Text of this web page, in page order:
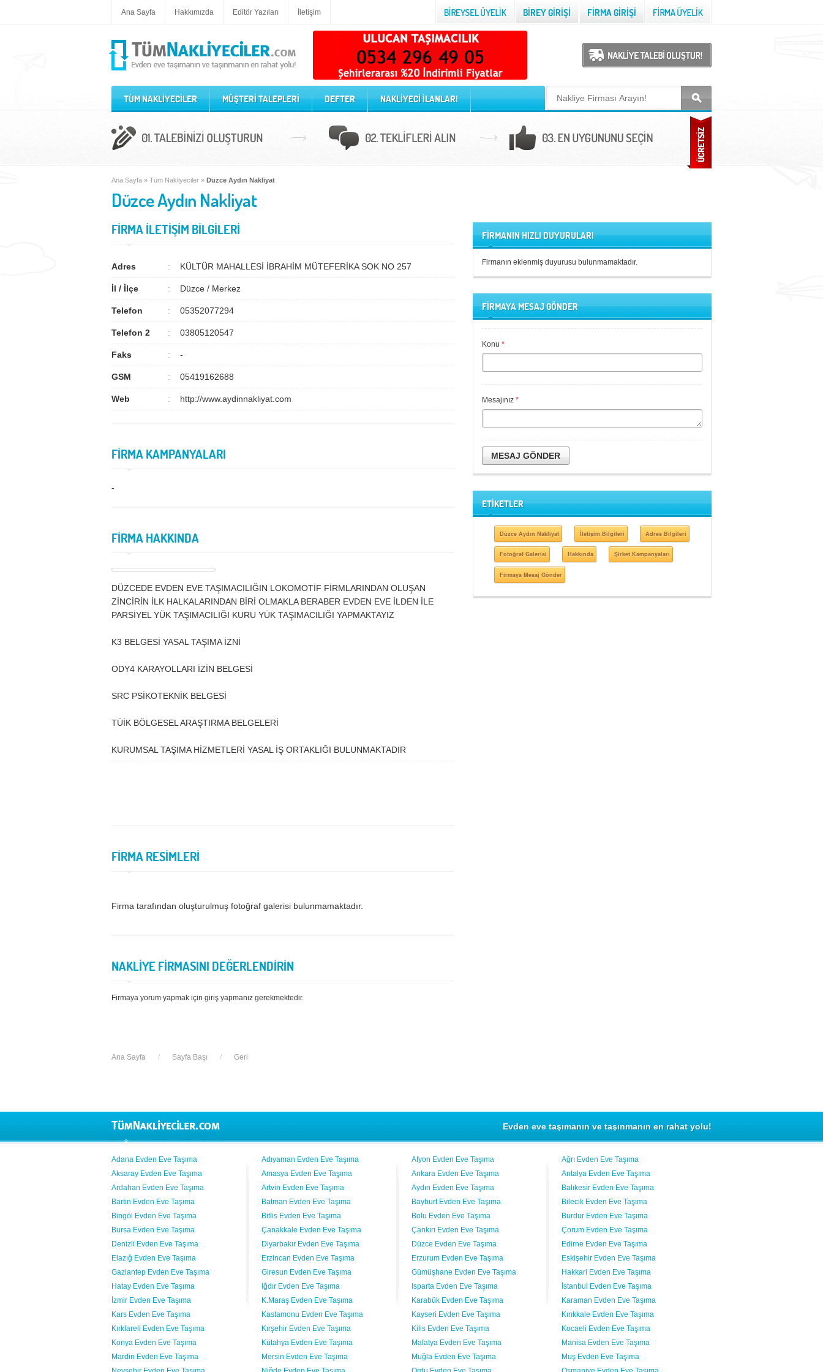
Ana Sayfa Hakkımızda Editör Yazıları İletişim
TÜM NAKLİYECİLER MÜŞTERİ TALEPLERİ DEFTER NAKLİYECİ İLANLARI
Ana Sayfa » Tüm Nakliyeciler » Düzce Aydın Nakliyat
Düzce Aydın Nakliyat
FİRMA İLETİŞİM BİLGİLERİ
Adres KÜLTÜR MAHALLESİ İBRAHİM MÜTEFERİKA SOK NO 257
İl / İlçe Düzce / Merkez
Telefon 05352077294
Telefon 2 03805120547
Faks -
GSM 05419162688
Web http://www.aydinnakliyat.com
FİRMA KAMPANYALARI
-
FİRMA HAKKINDA
DÜZCEDE EVDEN EVE TAŞIMACILIĞIN LOKOMOTİF FİRMLARINDAN OLUŞAN
ZİNCİRİN İLK HALKALARINDAN BİRİ OLMAKLA BERABER EVDEN EVE İLDEN İLE
PARSİYEL YÜK TAŞIMACILIĞI KURU YÜK TAŞIMACILIĞI YAPMAKTAYIZ
K3 BELGESİ YASAL TAŞIMA İZNİ
ODY4 KARAYOLLARI İZİN BELGESİ
SRC PSİKOTEKNİK BELGESİ
TÜİK BÖLGESEL ARAŞTIRMA BELGELERİ
KURUMSAL TAŞIMA HİZMETLERİ YASAL İŞ ORTAKLIĞI BULUNMAKTADIR
FİRMA RESİMLERİ
Firma tarafından oluşturulmuş fotoğraf galerisi bulunmamaktadır.
NAKLİYE FİRMASINI DEĞERLENDİRİN
Firmaya yorum yapmak için giriş yapmanız gerekmektedir.
FİRMANIN HIZLI DUYURULARI
Firmanın eklenmiş duyurusu bulunmamaktadır.
FİRMAYA MESAJ GÖNDER
Konu *
Mesajınız *
MESAJ GÖNDER
ETİKETLER
Düzce Aydın Nakliyat İletişim Bilgileri Adres Bilgileri
Fotoğraf Galerisi Hakkında Şirket Kampanyaları
Firmaya Mesaj Gönder
Ana Sayfa / Sayfa Başı / Geri
Evden eve taşımanın ve taşınmanın en rahat yolu!
Adana Evden Eve Taşıma Adıyaman Evden Eve Taşıma Afyon Evden Eve Taşıma
Ağrı Evden Eve Taşıma
Aksaray Evden Eve Taşıma
Amasya Evden Eve Taşıma Ankara Evden Eve Taşıma
Antalya Evden Eve Taşıma
Ardahan Evden Eve Taşıma
Artvin Evden Eve Taşıma Aydın Evden Eve Taşıma
Balıkesir Evden Eve Taşıma
Bartın Evden Eve Taşıma
Batman Evden Eve Taşıma Bayburt Evden Eve Taşıma
Bilecik Evden Eve Taşıma
Bingöl Evden Eve Taşıma
Bitlis Evden Eve Taşıma Bolu Evden Eve Taşıma
Burdur Evden Eve Taşıma
Bursa Evden Eve Taşıma
Çanakkale Evden Eve Taşıma Çankırı Evden Eve Taşıma
Çorum Evden Eve Taşıma
Denizli Evden Eve Taşıma
Diyarbakır Evden Eve Taşıma Düzce Evden Eve Taşıma
Edirne Evden Eve Taşıma
Elazığ Evden Eve Taşıma
Erzincan Evden Eve Taşıma Erzurum Evden Eve Taşıma
Eskişehir Evden Eve Taşıma
Gaziantep Evden Eve Taşıma
Giresun Evden Eve Taşıma Gümüşhane Evden Eve Taşıma
Hakkari Evden Eve Taşıma
Hatay Evden Eve Taşıma
Iğdır Evden Eve Taşıma Isparta Evden Eve Taşıma
İstanbul Evden Eve Taşıma
İzmir Evden Eve Taşıma
K.Maraş Evden Eve Taşıma Karabük Evden Eve Taşıma
Karaman Evden Eve Taşıma
Kars Evden Eve Taşıma
Kastamonu Evden Eve Taşıma Kayseri Evden Eve Taşıma
Kırıkkale Evden Eve Taşıma
Kırklareli Evden Eve Taşıma
Kırşehir Evden Eve Taşıma Kilis Evden Eve Taşıma
Kocaeli Evden Eve Taşıma
Konya Evden Eve Taşıma
Kütahya Evden Eve Taşıma Malatya Evden Eve Taşıma
Manisa Evden Eve Taşıma
Mardin Evden Eve Taşıma
Mersin Evden Eve Taşıma Muğla Evden Eve Taşıma
Muş Evden Eve Taşıma